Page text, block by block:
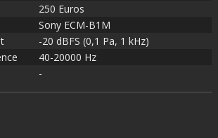
250 Euros
Sony ECM-B1M
-20 dBFS (0,1 Pa, 1 kHz)
40-20000 Hz
-